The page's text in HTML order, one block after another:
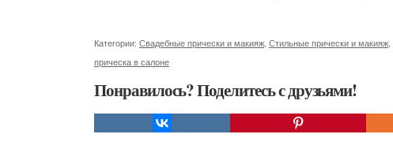
Категории: Свадебные прически и макияж Стильные прически и макияж
прическа в салоне
Понравилось? Поделитесь с друзьями!